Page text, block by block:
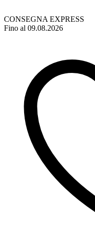
CONSEGNA EXPRESS
Fino al 09.08.2026